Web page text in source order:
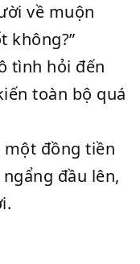
về muộn
không?”
tình hỏi đến
toàn bộ quá
một đồng tiền
đầu lên,